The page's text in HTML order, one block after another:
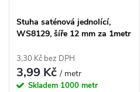
Stuha saténová jednolící,
WS8129, šíře 12 mm za 1metr
3,30 Kč bez DPH
3,99 Kč/ metr
Skladem 1000 metr